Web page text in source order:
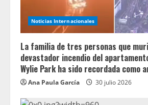
Noticias Internacionales
La familia de tres personas que
devastador incendio del
Wylie Park ha sido recordada como
Ana Paula García 30 julio 2026